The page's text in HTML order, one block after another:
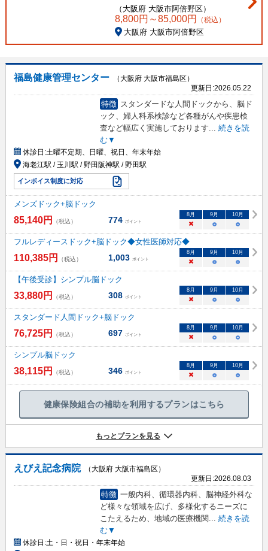
（ 大阪府 大阪市阿倍野区）
8,800円～85,000円 （税込）
大阪府 大阪市阿倍野区
福島健康管理センター
（大阪府 大阪市福島区）
更新日:2026.05.22
特徴 スタンダードな人間ドックから、脳ド
ック、婦人科系検診など各種がんや疾患検
査など幅広く実施しております... 続きを読
む▼
休診日:土曜不定期、日曜、祝日、年末年始
海老江駅 / 玉川駅 / 野田阪神駅 / 野田駅
インボイス制度に対応
メンズドック+脳ドック
85,140円 （税込） 774 ポイント
8月 9月 10月
× ○ ○
フルレディースドック+脳ドック◆女性医師対応◆
110,385円 （税込） 1,003 ポイント
8月 9月 10月
× ○ ○
【午後受診】シンプル脳ドック
33,880円 （税込） 308 ポイント
8月 9月 10月
× ○ ○
スタンダード人間ドック+脳ドック
76,725円 （税込） 697 ポイント
8月 9月 10月
× ○ ○
シンプル脳ドック
38,115円 （税込） 346 ポイント
8月 9月 10月
× ○ ○
健康保険組合の補助を利用するプランはこちら
もっとプランを見る
えびえ記念病院
（大阪府 大阪市福島区）
更新日:2026.08.03
特徴 一般内科、循環器内科、脳神経外科な
ど様々な領域を広げ、多様化するニーズに
こたえるため、地域の医療機関
続きを読
む▼
休診日:土・日・祝日・年末年始